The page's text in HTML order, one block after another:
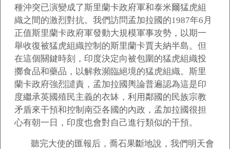
種沖突已演變成了斯里蘭卡政府軍和泰米爾猛虎組
織之間的激烈對抗。我們訪問孟加拉國的1987年6月
正值斯里蘭卡政府軍發動大規模軍事攻勢，以期一
舉收復被猛虎組織控制的斯里蘭卡賈夫納半島。但
在這個關鍵時刻，印度決定向被包圍的猛虎組織投
擲食品和藥品，以解救瀕臨絕境的猛虎組織。斯里
蘭卡政府強烈譴責，孟加拉國輿論普遍認為這是印
度繼承英國殖民主義的衣缽，利用鄰國的民族宗教
矛盾來干預和控制南亞各國的內政，孟加拉國很担
心有朝一日，印度也會對自己進行類似的干預。
聽完大使的匯報后，喬石果斷地說，我們明天會